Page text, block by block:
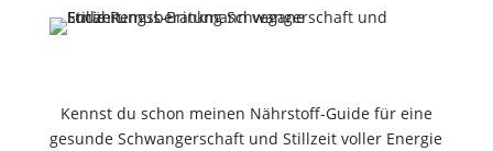
Kennst du schon meinen Nährstoff-Guide für eine
gesunde Schwangerschaft und Stillzeit voller Energie